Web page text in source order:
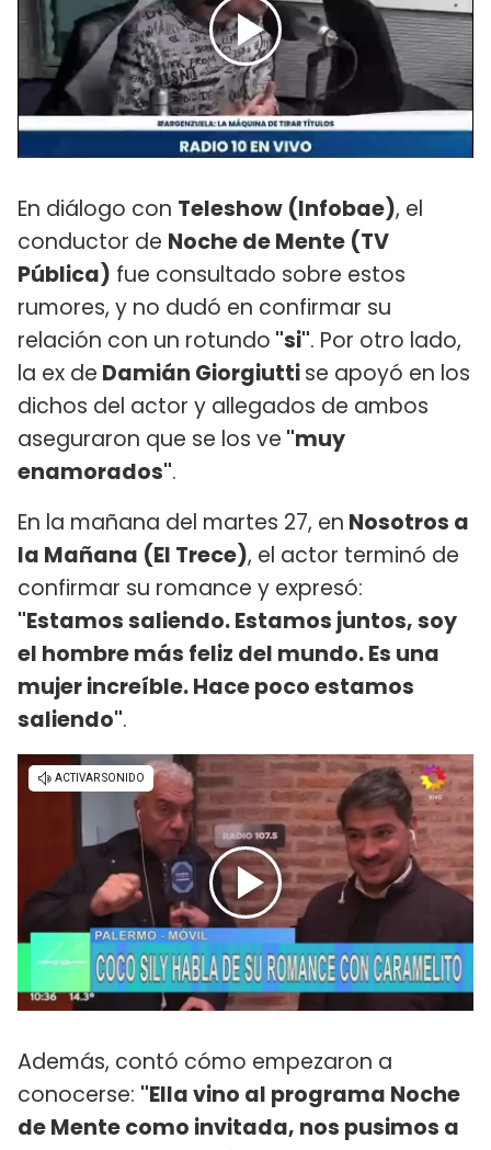
En diálogo con Teleshow (Infobae), el
conductor de Noche de Mente (TV
Pública) fue consultado sobre estos
rumores, y no dudó en confirmar su
relación con un rotundo "si". Por otro lado,
la ex de Damián Giorgiuttise apoyó en los
dichos del actor y allegados de ambos
aseguraron que se los ve "muy
enamorados".
En la mañana del martes 27, en Nosotros a
la Mañana (El Trece), el actor terminó de
confirmar su romance y expresó:
"Estamos saliendo. Estamos juntos, soy
el hombre más feliz del mundo. Es una
mujer increíble. Hace poco estamos
saliendo".
Además, contó cómo empezaron a
conocerse: "Ella vino al programa Noche
de Mente como invitada, nos pusimos a